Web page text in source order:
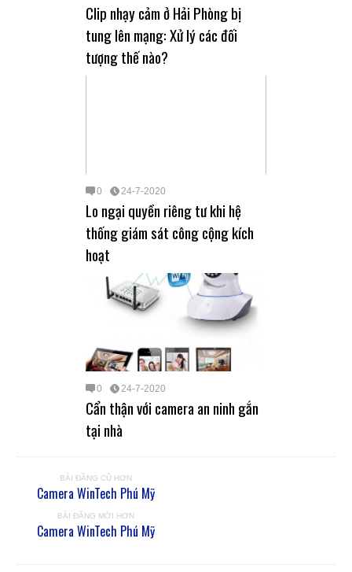
Clip nhạy cảm ở Hải Phòng bị
tung lên mạng: Xử lý các đối
tượng thế nào?
0 24-7-2020
Lo ngại quyền riêng tư khi hệ
thống giám sát công cộng kích
hoạt
0 24-7-2020
Cẩn thận với camera an ninh gắn
tại nhà
BÀI ĐĂNG CŨ HƠN
Camera WinTech Phú Mỹ
BÀI ĐĂNG MỚI HƠN
Camera WinTech Phú Mỹ